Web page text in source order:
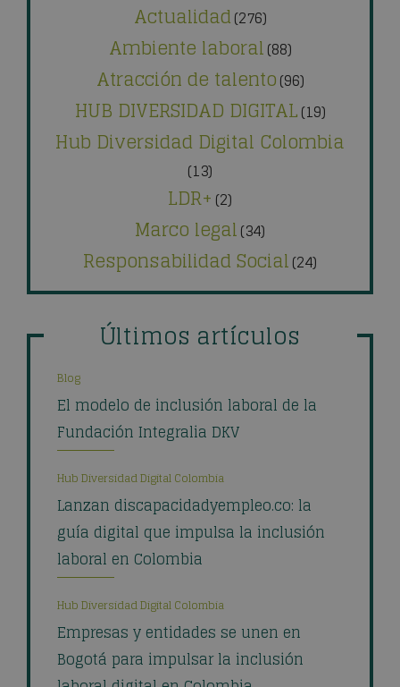
Actualidad(276)
Ambiente laboral(88)
Atracción de talento(96)
HUB DIVERSIDAD DIGITAL(19)
Hub Diversidad Digital Colombia
(13)
LDR+ (2)
Marco legal(34)
Responsabilidad Social(24)
Últimos artículos
Blog
El modelo de inclusión laboral de la
Fundación Integralia DKV
Hub Diversidad Digital Colombia
Lanzan discapacidadyempleo.co: la
guía digital que impulsa la inclusión
laboral en Colombia
Hub Diversidad Digital Colombia
Empresas y entidades se unen en
Bogotá para impulsar la inclusión